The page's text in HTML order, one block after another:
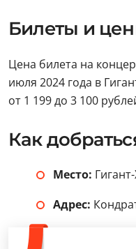
Билеты и
Цена билета на
июля 2024 года в
от 1 199 до 3 100
Как
Место:
Адрес: